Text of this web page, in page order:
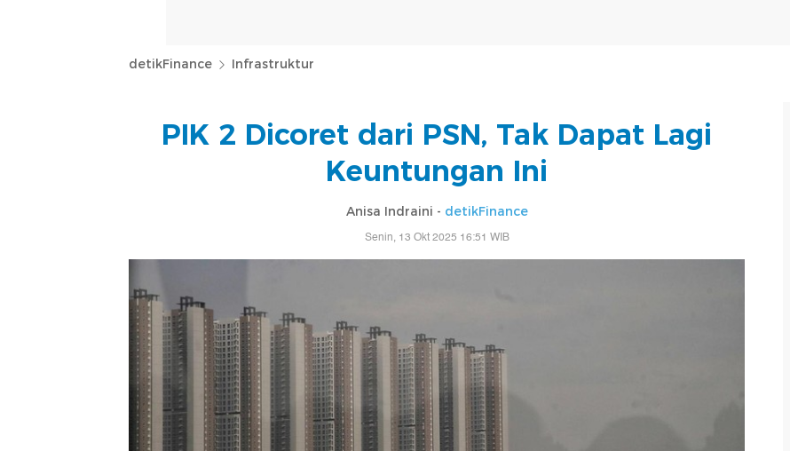
detikFinance Infrastruktur
PIK 2 Dicoret dari PSN, Tak Dapat Lagi
Keuntungan Ini
Anisa Indraini - detikFinance
Senin, 13 Okt 2025 16:51 WIB